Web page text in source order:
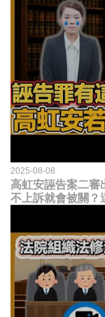
2025-08-08
高虹安誣告案二審
不上訴就會被關？